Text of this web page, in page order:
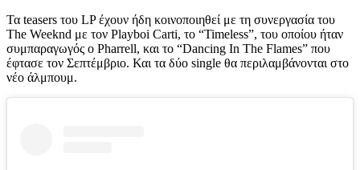
Τα teasers του LP έχουν ήδη κοινοποιηθεί με τη συνεργασία του
The Weeknd με τον Playboi Carti, το “Timeless”, του οποίου ήταν
συμπαραγωγός ο Pharrell, και το “Dancing In The Flames” που
έφτασε τον Σεπτέμβριο. Και τα δύο single θα περιλαμβάνονται στο
νέο άλμπουμ.